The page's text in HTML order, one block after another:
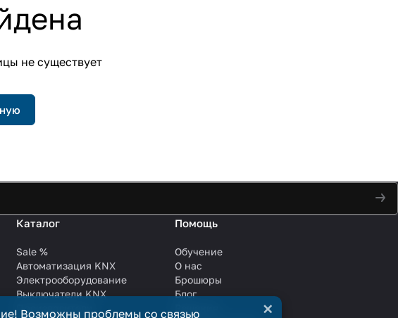
не существует
Каталог
Sale %
Автоматизация KNX
Электрооборудование
Выключатели KNX
Производители
Помощь
Обучение
О нас
Брошюры
Блог
Возможны проблемы со связью ×